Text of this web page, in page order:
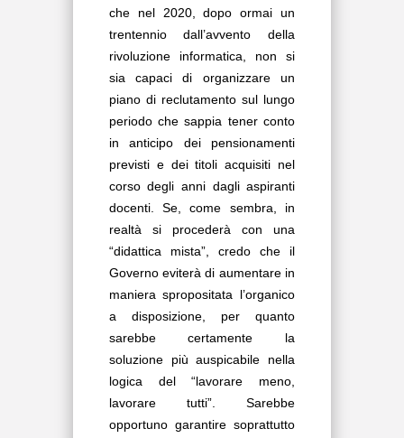
che nel 2020, dopo ormai un
trentennio dall’avvento della
rivoluzione informatica, non si
sia capaci di organizzare un
piano di reclutamento sul lungo
periodo che sappia tener conto
in anticipo dei pensionamenti
previsti e dei titoli acquisiti nel
corso degli anni dagli aspiranti
docenti. Se, come sembra, in
realtà si procederà con una
“didattica mista”, credo che il
Governo eviterà di aumentare in
maniera spropositata l’organico
a disposizione, per quanto
sarebbe certamente la
soluzione più auspicabile nella
logica del “lavorare meno,
lavorare tutti”. Sarebbe
opportuno garantire soprattutto